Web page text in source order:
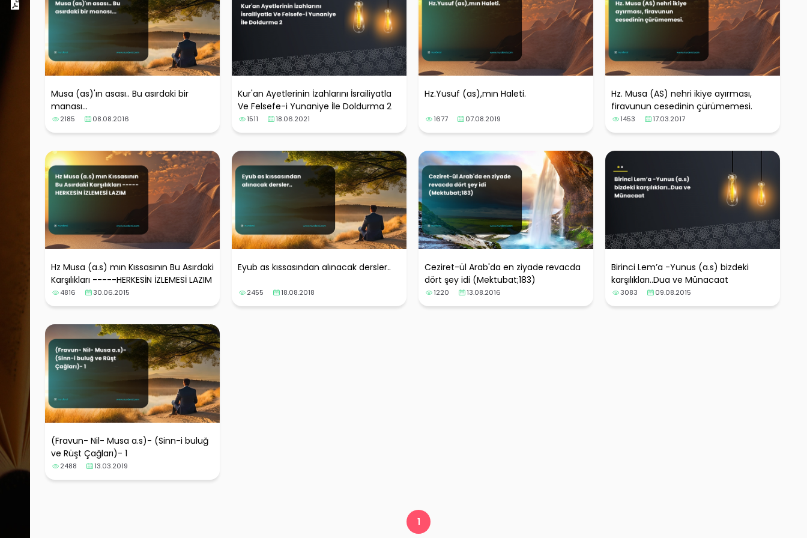
Dosyalar
Musa (as)'ın asası.. Bu asırdaki bir
manası...
2185 08.08.2016
Kur'an Ayetlerinin İzahlarını İsrailiyatla
Ve Felsefe-i Yunaniye İle Doldurma 2
1511 18.06.2021
Hz.Yusuf (as),mın Haleti.
1677 07.08.2019
Hz. Musa (AS) nehri ikiye ayırması,
firavunun cesedinin çürümemesi.
1453 17.03.2017
Hz Musa (a.s) mın Kıssasının Bu Asırdaki
Karşılıkları -----HERKESİN İZLEMESİ LAZIM
4816 30.06.2015
Eyub as kıssasından alınacak dersler..
2455 18.08.2018
Ceziret-ül Arab'da en ziyade revacda
dört şey idi (Mektubat;183)
1220 13.08.2016
Birinci Lem’a -Yunus (a.s) bizdeki
karşılıkları..Dua ve Münacaat
3083 09.08.2015
(Fravun- Nil- Musa a.s)- (Sinn-i buluğ
ve Rüşt Çağları)- 1
2488 13.03.2019
1